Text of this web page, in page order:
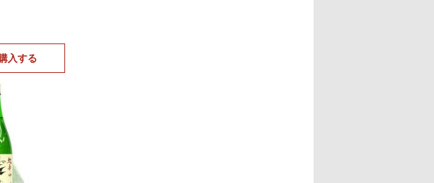
冷蔵品です。
ください)
入する